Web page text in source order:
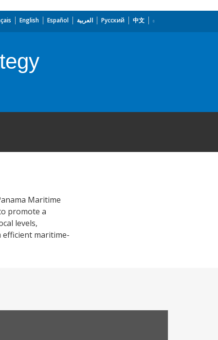
English Español العربية Русский 中文
Maritime
promote a
levels,
efficient maritime-